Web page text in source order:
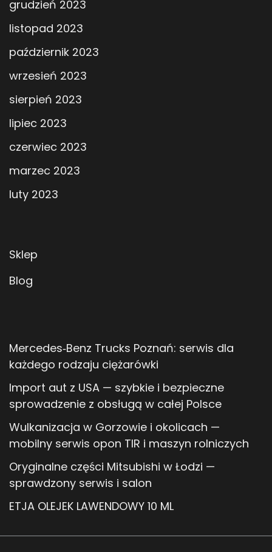
grudzień 2023
listopad 2023
październik 2023
wrzesień 2023
sierpień 2023
lipiec 2023
czerwiec 2023
marzec 2023
luty 2023
Sklep
Blog
Mercedes‑Benz Trucks Poznań: serwis dla
każdego rodzaju ciężarówki
Import aut z USA — szybkie i bezpieczne
sprowadzenie z obsługą w całej Polsce
Wulkanizacja w Gorzowie i okolicach —
mobilny serwis opon TIR i maszyn rolniczych
Oryginalne części Mitsubishi w Łodzi —
sprawdzony serwis i salon
ETJA OLEJEK LAWENDOWY 10 ML